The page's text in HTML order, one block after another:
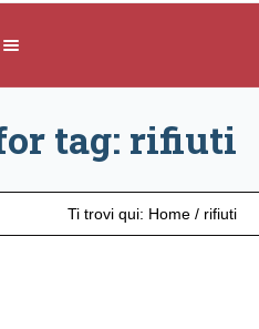
tag: rifiuti
Ti trovi qui: Home / rifiuti